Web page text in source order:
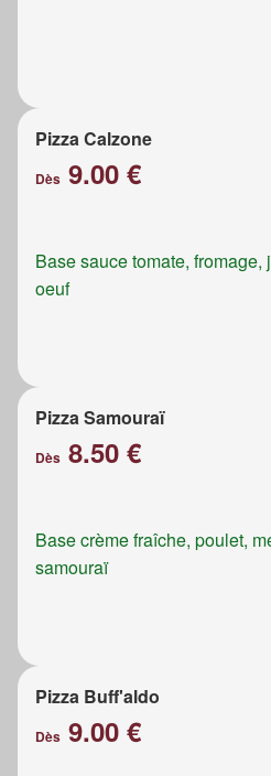
Pizza Calzone
Dès 9.00 €
Base sauce tomate,
oeuf
Pizza Samouraï
Dès 8.50 €
Base crème fraîche, poulet,
samouraï
Pizza Buff'aldo
Dès 9.00 €